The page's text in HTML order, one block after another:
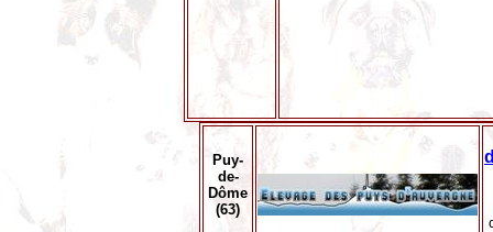
Puy-
de-
Dôme
(63)